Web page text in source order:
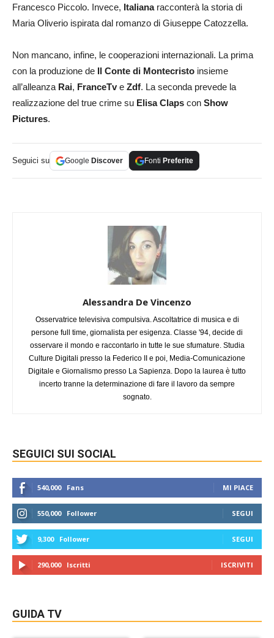
Francesco Piccolo. Invece, Italianaracconterà la storia di
Maria Oliverio ispirata dal romanzo di Giuseppe Catozzella.
Non mancano, infine, le cooperazioni internazionali. La prima
con la produzione de Il Conte di Montecristo insieme
all’alleanza Rai, FranceTve Zdf. La seconda prevede la
realizzazione del true crime su Elisa Claps con Show
Pictures.
Seguici su Google Discover Fonti Preferite
Alessandra De Vincenzo
Osservatrice televisiva compulsiva. Ascoltatrice di musica e di
persone full time, giornalista per esigenza. Classe '94, decide di
osservare il mondo e raccontarlo in tutte le sue sfumature. Studia
Culture Digitali presso la Federico II e poi, Media-Comunicazione
Digitale e Giornalismo presso La Sapienza. Dopo la laurea è tutto
incerto tranne la determinazione di fare il lavoro da sempre
sognato.
SEGUICI SUI SOCIAL
540,000 Fans MI PIACE
550,000 Follower SEGUI
9,300 Follower SEGUI
290,000 Iscritti ISCRIVITI
GUIDA TV